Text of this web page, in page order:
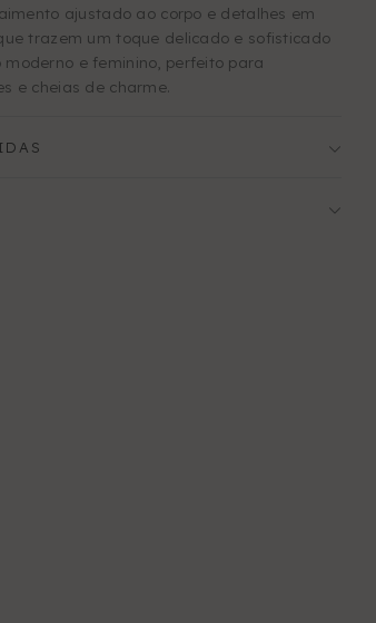
ajustado ao corpo e detalhes em
trazem um toque delicado e sofisticado
moderno e feminino, perfeito para
e cheias de charme.